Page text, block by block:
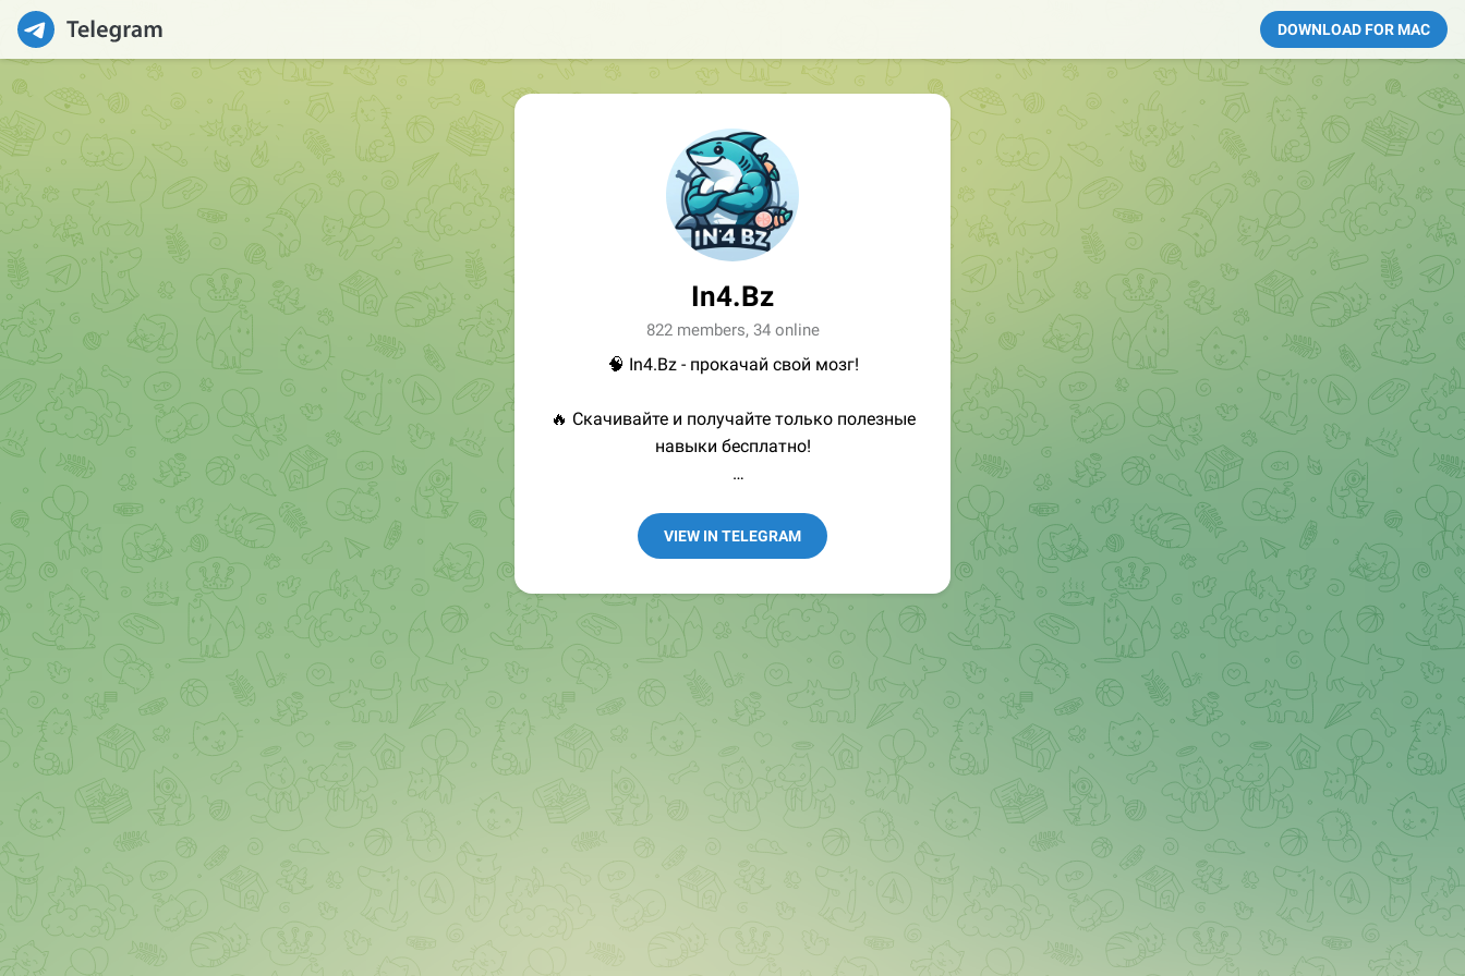
DOWNLOAD FOR MAC
In4.Bz
822 members, 34 online
🧠 In4.Bz - прокачай свой мозг!
🔥 Скачивайте и получайте только полезные
навыки бесплатно!
➖ in4.bz/
➖ https://t.me/in4bz
➖ https://t.me/in4news
🔞 t.me/in4bo
VIEW IN TELEGRAM